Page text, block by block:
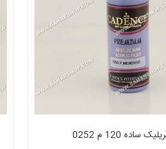
ساده 120 م 0252